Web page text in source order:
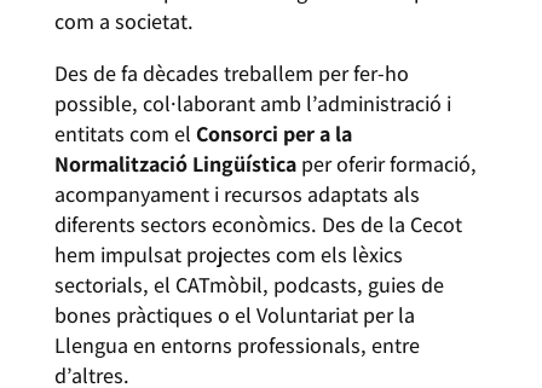
com a societat.
Des de fa dècades treballem per fer-ho
possible, col·laborant amb l’administració i
entitats com el Consorci per a la
Normalització Lingüísticaper oferir formació,
acompanyament i recursos adaptats als
diferents sectors econòmics. Des de la Cecot
hem impulsat projectes com els lèxics
sectorials, el CATmòbil, podcasts, guies de
bones pràctiques o el Voluntariat per la
Llengua en entorns professionals, entre
d’altres.